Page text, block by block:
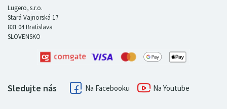
LUGERO Maďarsko
LUGERO Rakousko
Lugero, s.r.o.
Stará Vajnorská 17
831 04Bratislava
SLOVENSKO
Sledujte nás Facebook Youtube